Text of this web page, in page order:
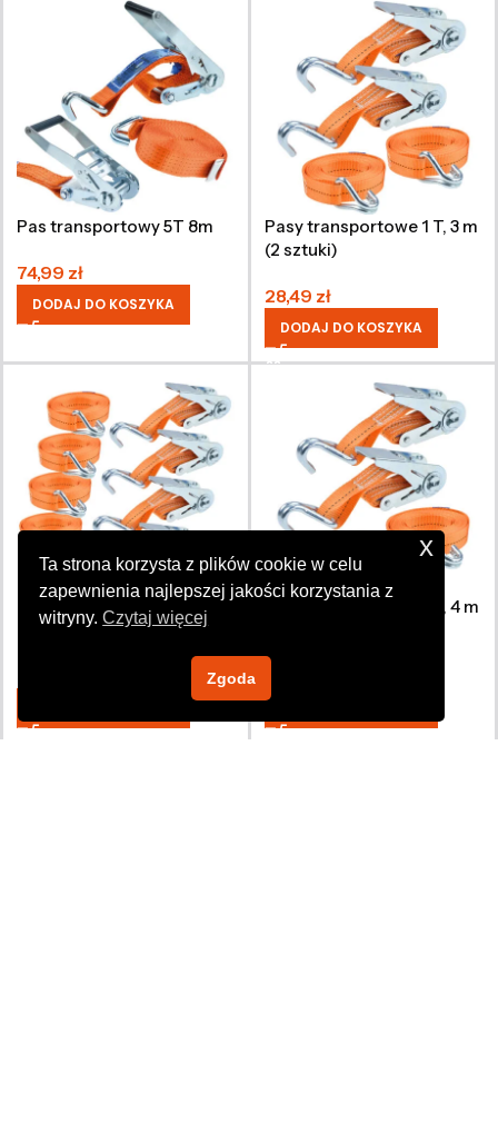
Pas transportowy 5T 8m
74,99 zł
DODAJ DO KOSZYKA
Pasy transportowe 1 T, 3 m
(2 sztuki)
28,49 zł
DODAJ DO KOSZYKA
Pasy transportowe 1 T, 3 m
(4 sztuki)
Pasy transportowe 1 T, 4 m
Ta strona korzysta z plików cookie w celu
zapewnienia najlepszej jakości korzystania z
witryny.Czytaj więcej
Zgoda
x